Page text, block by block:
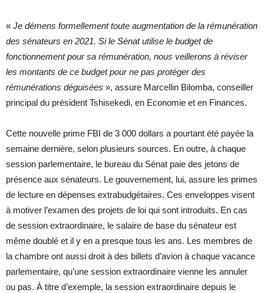
« Je démens formellement toute augmentation de la rémunération
des sénateurs en 2021. Si le Sénat utilise le budget de
fonctionnement pour sa rémunération, nous veillerons à réviser
les montants de ce budget pour ne pas protéger des
rémunérations déguisées », assure Marcellin Bilomba, conseiller
principal du président Tshisekedi, en Economie et en Finances.
Cette nouvelle prime FBI de 3 000 dollars a pourtant été payée la
semaine dernière, selon plusieurs sources. En outre, à chaque
session parlementaire, le bureau du Sénat paie des jetons de
présence aux sénateurs. Le gouvernement, lui, assure les primes
de lecture en dépenses extrabudgétaires. Ces enveloppes visent
à motiver l’examen des projets de loi qui sont introduits. En cas
de session extraordinaire, le salaire de base du sénateur est
même doublé et il y en a presque tous les ans. Les membres de
la chambre ont aussi droit à des billets d’avion à chaque vacance
parlementaire, qu’une session extraordinaire vienne les annuler
ou pas. À titre d’exemple, la session extraordinaire depuis le